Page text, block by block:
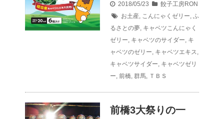
2018/05/23
餃子工房RON
お土産, こんにゃくゼリー, ふ
るさとの夢, キャベツこんにゃく
ゼリー, キャベツのサイダー, キ
ャベツのゼリー, キャベツエキス,
キャベツサイダー, キャベツゼリ
ー, 前橋, 群馬, ＴＢＳ
前橋3大祭りの一